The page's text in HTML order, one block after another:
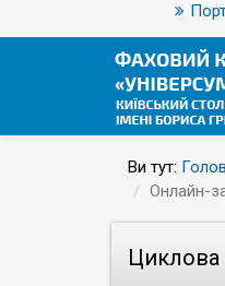
Ви тут:
Онлайн-
Циклова